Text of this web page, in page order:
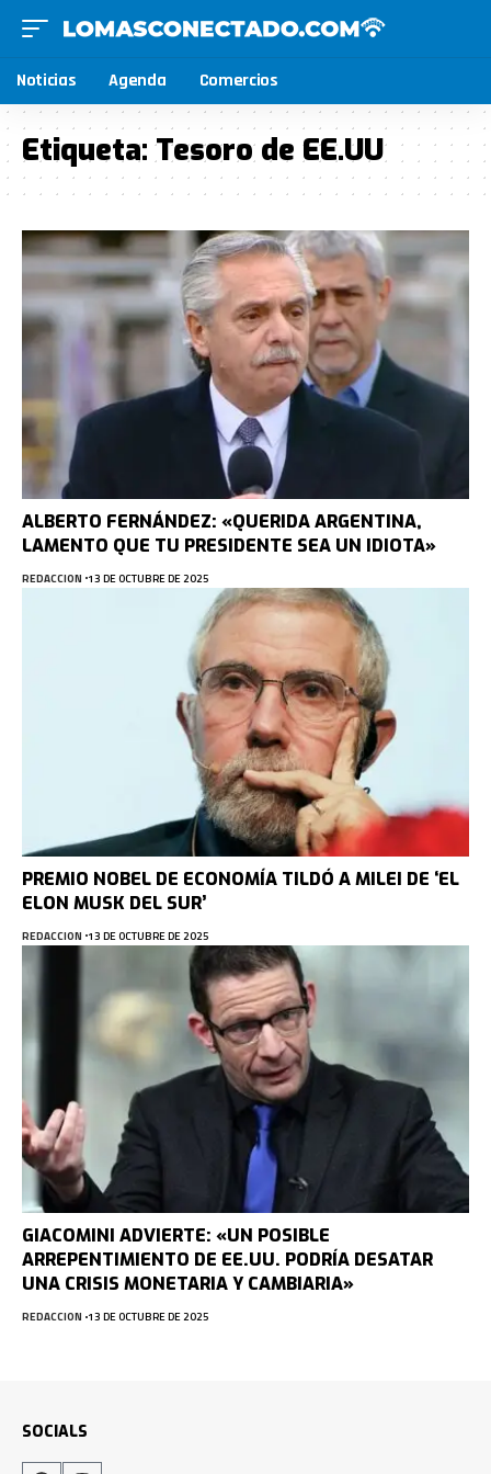
Noticias Agenda Comercios
Etiqueta:Tesoro de EE.UU
ALBERTO FERNÁNDEZ: «QUERIDA ARGENTINA,
LAMENTO QUE TU PRESIDENTE SEA UN IDIOTA»
REDACCION 13 DE OCTUBRE DE 2025
PREMIO NOBEL DE ECONOMÍA TILDÓ A MILEI DE ‘EL
ELON MUSK DEL SUR’
REDACCION 13 DE OCTUBRE DE 2025
GIACOMINI ADVIERTE: «UN POSIBLE
ARREPENTIMIENTO DE EE.UU. PODRÍA DESATAR
UNA CRISIS MONETARIA Y CAMBIARIA»
REDACCION 13 DE OCTUBRE DE 2025
SOCIALS